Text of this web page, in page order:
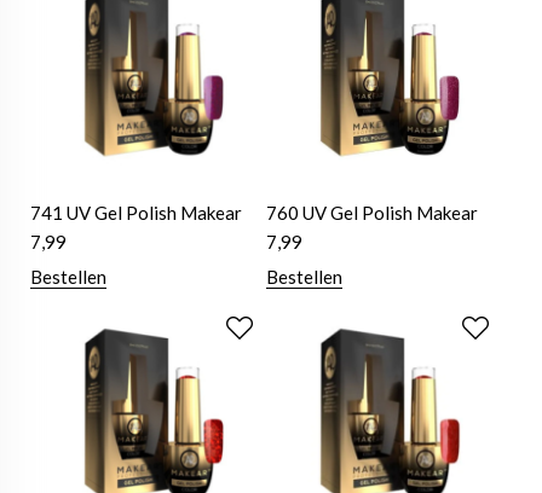
741 UV Gel Polish Makear
7,99
Bestellen
760 UV Gel Polish Makear
7,99
Bestellen